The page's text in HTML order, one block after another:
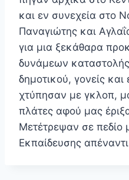
και εν συνεχεία στο
Παναγιώτης και
για μια ξεκάθαρα
δυνάμεων
δημοτικού, γονείς
χτύπησαν με γκλοπ,
πλάτες αφού μας
Μετέτρεψαν σε πεδίο
Εκπαίδευσης